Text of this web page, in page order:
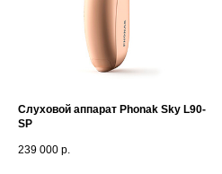
Слуховой аппарат Phonak Sky L90-
SP
239 000 р.